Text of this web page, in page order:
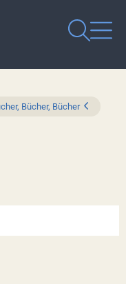
Bücher, Bücher